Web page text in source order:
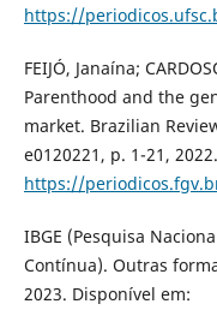
https://
FEIJÓ, Janaína;
Parenthood and the
market. Brazilian
e0120221, p. 1-21,
https://
IBGE (Pesquisa
Contínua). Outras
2023. Disponível em: